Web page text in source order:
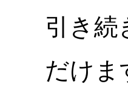
引き続
だけま